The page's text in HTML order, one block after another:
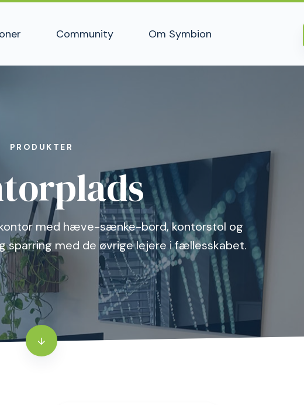
Community Om Symbion
PRODUKTER
med hæve-sænke-bord, kontorstol og
sparring med de øvrige lejere i fællesskabet.